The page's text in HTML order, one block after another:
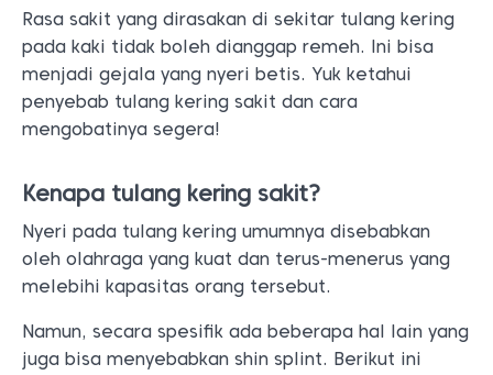
Rasa sakit yang dirasakan di sekitar tulang kering
pada kaki tidak boleh dianggap remeh. Ini bisa
menjadi gejala yang nyeri betis. Yuk ketahui
penyebab tulang kering sakit dan cara
mengobatinya segera!
Kenapa tulang kering sakit?
Nyeri pada tulang kering umumnya disebabkan
oleh olahraga yang kuat dan terus-menerus yang
melebihi kapasitas orang tersebut.
Namun, secara spesifik ada beberapa hal lain yang
juga bisa menyebabkan shin splint. Berikut ini